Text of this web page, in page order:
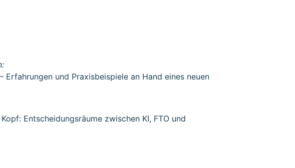
Erfahrungen und Praxisbeispiele an Hand eines neuen
Entscheidungsräume zwischen KI, FTO und